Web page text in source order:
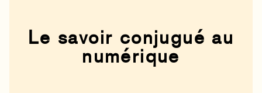
Le savoir conjugué au
numérique